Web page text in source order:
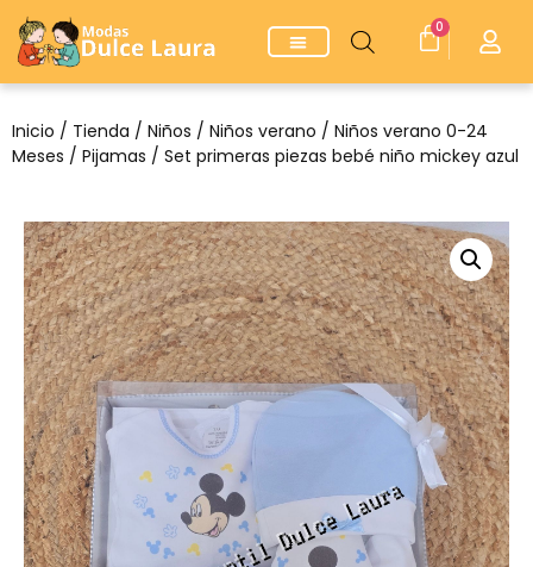
0
Inicio / Tienda / Niños / Niños verano / Niños verano 0-24
Meses / Pijamas / Set primeras piezas bebé niño mickey azul